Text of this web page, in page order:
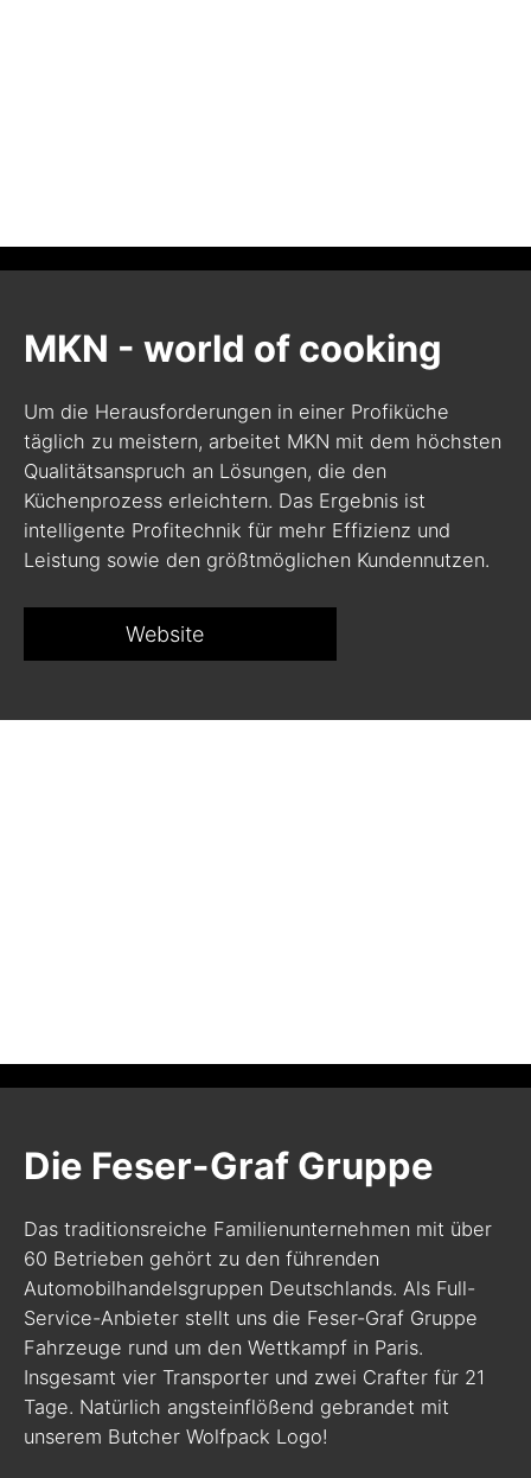
MKN - world of cooking
Um die Herausforderungen in einer Profiküche
täglich zu meistern, arbeitet MKN mit dem höchsten
Qualitätsanspruch an Lösungen, die den
Küchenprozess erleichtern. Das Ergebnis ist
intelligente Profitechnik für mehr Effizienz und
Leistung sowie den größtmöglichen Kundennutzen.
Website
Die Feser-Graf Gruppe
Das traditionsreiche Familienunternehmen mit über
60 Betrieben gehört zu den führenden
Automobilhandelsgruppen Deutschlands. Als Full-
Service-Anbieter stellt uns die Feser-Graf Gruppe
Fahrzeuge rund um den Wettkampf in Paris.
Insgesamt vier Transporter und zwei Crafter für 21
Tage. Natürlich angsteinflößend gebrandet mit
unserem Butcher Wolfpack Logo!